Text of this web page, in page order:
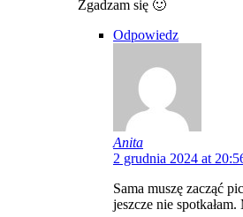
Zgadzam się 🙂
Odpowiedz
Anita
2 grudnia 2024 at
Sama muszę zacząć
jeszcze nie